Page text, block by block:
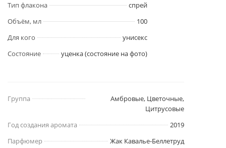
Тип флакона
спрей
Объём, мл
100
Для кого
унисекс
Состояние
уценка (состояние на фото)
Группа
Амбровые, Цветочные,
Цитрусовые
Год создания аромата
2019
Парфюмер
Жак Кавалье-Беллетруд